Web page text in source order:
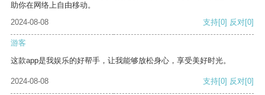
助你在网络上自由移动。
2024-08-08
支持[0] 反对[0]
游客
这款app是我娱乐的好帮手，让我能够放松身心，享受美好时光。
2024-08-08 支持[0] 反对[0]